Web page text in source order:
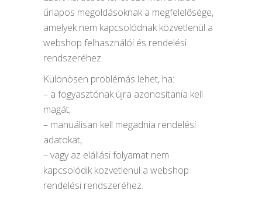
űrlapos megoldásoknak a megfelelősége,
amelyek nem kapcsolódnak közvetlenül a
webshop felhasználói és rendelési
rendszeréhez.
Különösen problémás lehet, ha:
– a fogyasztónak újra azonosítania kell
magát,
– manuálisan kell megadnia rendelési
adatokat,
– vagy az elállási folyamat nem
kapcsolódik közvetlenül a webshop
rendelési rendszeréhez.